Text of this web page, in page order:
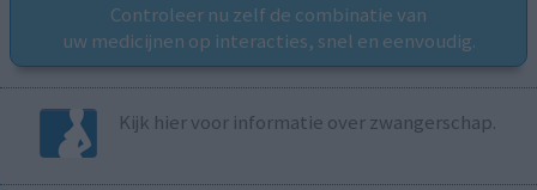
Controleer nu zelf de combinatie van
uw medicijnen op interacties, snel en eenvoudig.
Kijk hier voor informatie over zwangerschap.